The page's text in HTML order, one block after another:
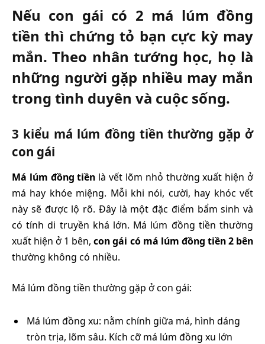
Nếu con gái có 2 má lúm đồng
tiền thì chứng tỏ bạn cực kỳ may
mắn. Theo nhân tướng học, họ là
những người gặp nhiều may mắn
trong tình duyên và cuộc sống.
3 kiểu má lúm đồng tiền thường gặp ở
con gái
Má lúm đồng tiền là vết lõm nhỏ thường xuất hiện ở
má hay khóe miệng. Mỗi khi nói, cười, hay khóc vết
này sẽ được lộ rõ. Đây là một đặc điểm bẩm sinh và
có tính di truyền khá lớn. Má lúm đồng tiền thường
xuất hiện ở 1 bên,con gái có má lúm đồng tiền 2 bên
thường không có nhiều.
Má lúm đồng tiền thường gặp ở con gái:
Má lúm đồng xu: nằm chính giữa má, hình dáng
tròn trịa, lõm sâu. Kích cỡ má lúm đồng xu lớn